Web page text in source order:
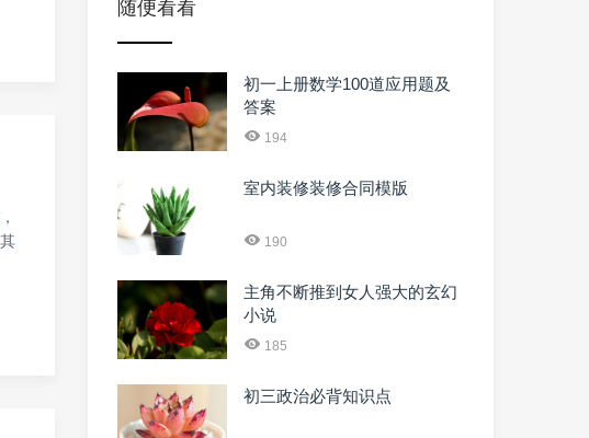
随便看看
初一上册数学100道应用题及
答案
194
室内装修装修合同模版
190
主角不断推到女人强大的玄幻
小说
185
初三政治必背知识点